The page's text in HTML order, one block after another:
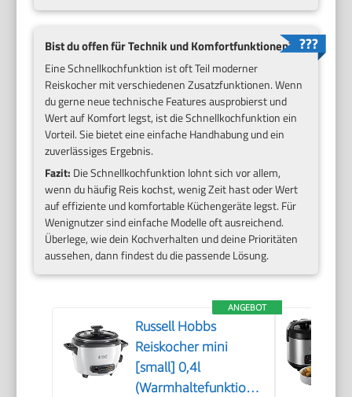
Bist du offen für Technik und Komfortfunktionen?
Eine Schnellkochfunktion ist oft Teil moderner
Reiskocher mit verschiedenen Zusatzfunktionen. Wenn
du gerne neue technische Features ausprobierst und
Wert auf Komfort legst, ist die Schnellkochfunktion ein
Vorteil. Sie bietet eine einfache Handhabung und ein
zuverlässiges Ergebnis.
Fazit: Die Schnellkochfunktion lohnt sich vor allem,
wenn du häufig Reis kochst, wenig Zeit hast oder Wert
auf effiziente und komfortable Küchengeräte legst. Für
Wenignutzer sind einfache Modelle oft ausreichend.
Überlege, wie dein Kochverhalten und deine Prioritäten
aussehen, dann findest du die passende Lösung.
ANGEBOT
Russell Hobbs
Reiskocher mini
[small] 0,4l
(Warmhaltefunktion,